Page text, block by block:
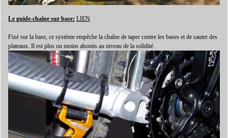
Le guide-chaîne sur base: LIEN
Fixé sur la base, ce système empêche la chaîne de taper contre les bases et de sauter des
plateaux. Il est plus ou moins aboutis au niveau de la solidité.